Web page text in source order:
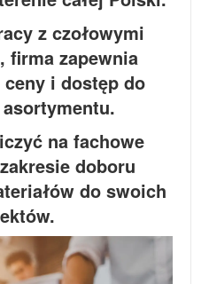
z czołowymi
firma zapewnia
i dostęp do
na fachowe
doboru
do swoich